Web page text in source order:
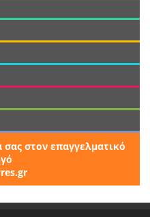
στον επαγγελματικό